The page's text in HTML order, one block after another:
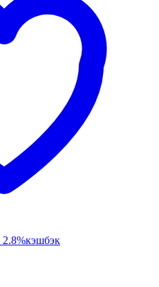
2.8%кэшбэк